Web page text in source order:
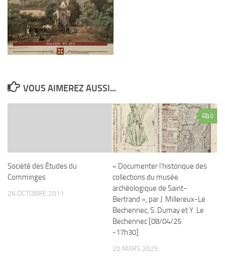
VOUS AIMEREZ AUSSI...
Société des Études du
Comminges
26 OCTOBRE 2011
0
« Documenter l’historique des
collections du musée
archéologique de Saint-
Bertrand », par J. Millereux-Le
Bechennec, S. Dumay et Y. Le
Bechennec [08/04/25
-17h30]
20 MARS 2025